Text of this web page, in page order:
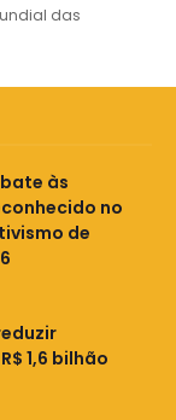
das
às
no
de
1,6 bilhão